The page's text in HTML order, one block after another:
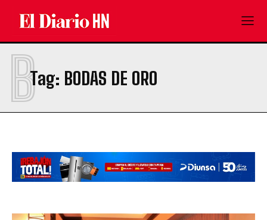
Tag: BODAS DE ORO
B